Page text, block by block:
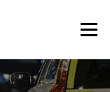
Meny